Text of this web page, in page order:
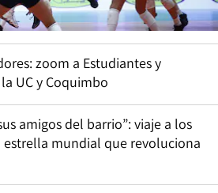
zoom a Estudiantes y
UC y Coquimbo
amigos del barrio”: viaje a los
estrella mundial que revoluciona